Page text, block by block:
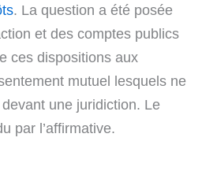
. La question a été posée
et des comptes publics
ces dispositions aux
mutuel lesquels ne
une juridiction. Le
par l’affirmative.